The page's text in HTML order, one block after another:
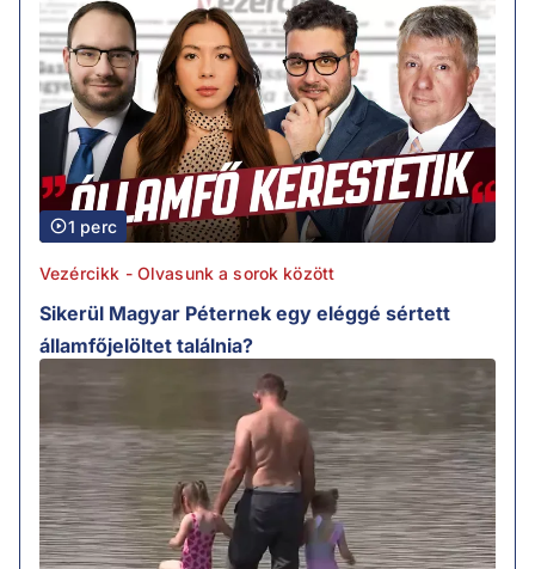
1 perc
Vezércikk - Olvasunk a sorok között
Sikerül Magyar Péternek egy eléggé sértett
államfőjelöltet találnia?